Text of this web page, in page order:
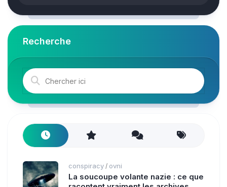
Recherche
conspiracy / ovni
La soucoupe volante nazie : ce que